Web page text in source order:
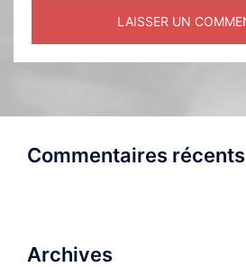
Commentaires récents
Archives